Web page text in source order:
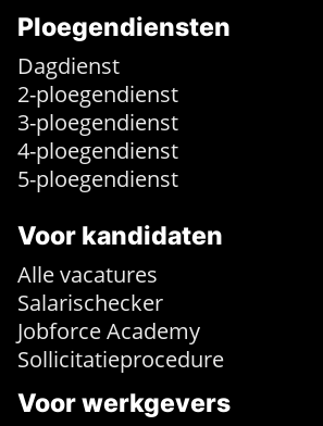
Ploegendiensten
Dagdienst
2-ploegendienst
3-ploegendienst
4-ploegendienst
5-ploegendienst
Voor kandidaten
Alle vacatures
Salarischecker
Jobforce Academy
Sollicitatieprocedure
Voor werkgevers